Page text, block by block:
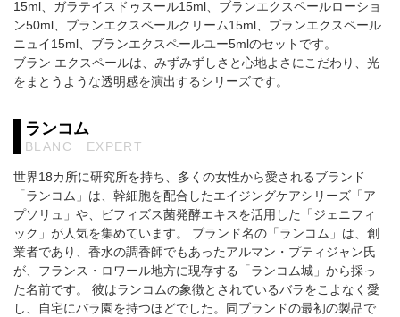
15ml、ガラテイスドゥスール15ml、ブランエクスペールローショ
ン50ml、ブランエクスペールクリーム15ml、ブランエクスペール
ニュイ15ml、ブランエクスペールユー5mlのセットです。
ブラン エクスペールは、みずみずしさと心地よさにこだわり、光
をまとうような透明感を演出するシリーズです。
ランコム
BLANC EXPERT
世界18カ所に研究所を持ち、多くの女性から愛されるブランド
「ランコム」は、幹細胞を配合したエイジングケアシリーズ「ア
プソリュ」や、ビフィズス菌発酵エキスを活用した「ジェニフィ
ック」が人気を集めています。 ブランド名の「ランコム」は、創
業者であり、香水の調香師でもあったアルマン・プティジャン氏
が、フランス・ロワール地方に現存する「ランコム城」から採っ
た名前です。 彼はランコムの象徴とされているバラをこよなく愛
し、自宅にバラ園を持つほどでした。同ブランドの最初の製品で